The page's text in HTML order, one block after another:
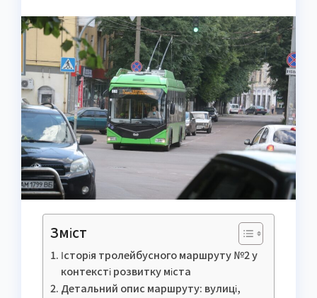
Зміст
Історія тролейбусного маршруту №2 у
контексті розвитку міста
Детальний опис маршруту: вулиці,